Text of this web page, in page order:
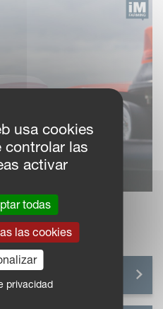
- iM FARMING
usa cookies
controlar las
activar
todas
las cookies
privacidad